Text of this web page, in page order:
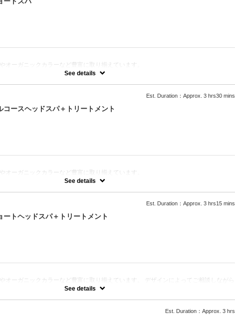
５分です。
オーガニックカラーなど豊富に取り揃えています。
選択をさせて頂きます。
¥1100
See details
Est. Duration：Approx. 3 hrs30 mins
コースヘッドスパ＋トリートメント
オーガニックカラーなど豊富に取り揃えています。
選択をさせて頂きます。
¥1100
５分です。
けます。
See details
Est. Duration：Approx. 3 hrs15 mins
ートヘッドスパ＋トリートメント
オーガニックカラーなど豊富に取り揃えています。 デザインによってご相談しながら
ートヘッドスパ。
See details
Est. Duration：Approx. 3 hrs